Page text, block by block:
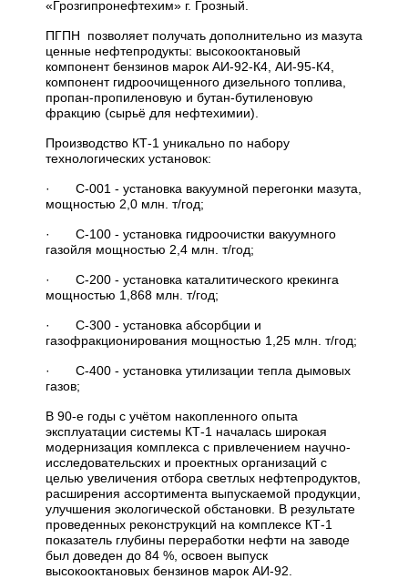
«Грозгипронефтехим» г. Грозный.
ПГПН позволяет получать дополнительно из мазута
ценные нефтепродукты: высокооктановый
компонент бензинов марок АИ-92-К4, АИ-95-К4,
компонент гидроочищенного дизельного топлива,
пропан-пропиленовую и бутан-бутиленовую
фракцию (сырьё для нефтехимии).
Производство КТ-1 уникально по набору
технологических установок:
· С-001 - установка вакуумной перегонки мазута,
мощностью 2,0 млн. т/год;
· С-100 - установка гидроочистки вакуумного
газойля мощностью 2,4 млн. т/год;
· С-200 - установка каталитического крекинга
мощностью 1,868 млн. т/год;
· С-300 - установка абсорбции и
газофракционирования мощностью 1,25 млн. т/год;
· С-400 - установка утилизации тепла дымовых
газов;
В 90-е годы с учётом накопленного опыта
эксплуатации системы КТ-1 началась широкая
модернизация комплекса с привлечением научно-
исследовательских и проектных организаций с
целью увеличения отбора светлых нефтепродуктов,
расширения ассортимента выпускаемой продукции,
улучшения экологической обстановки. В результате
проведенных реконструкций на комплексе КТ-1
показатель глубины переработки нефти на заводе
был доведен до 84 %, освоен выпуск
высокооктановых бензинов марок АИ-92.